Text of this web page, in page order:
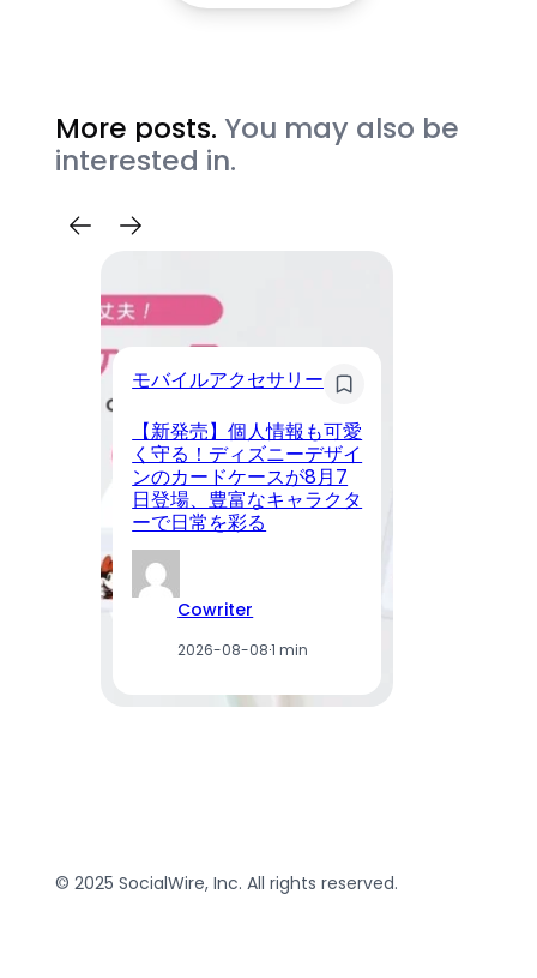
More posts. You may also be
interested in.
モバイルアクセサリー
【新発売】個人情報も可愛
く守る！ディズニーデザイ
ンのカードケースが8月7
日登場、豊富なキャラクタ
ーで日常を彩る
Cowriter
2026-08-08·1 min
© 2025 SocialWire, Inc. All rights reserved.